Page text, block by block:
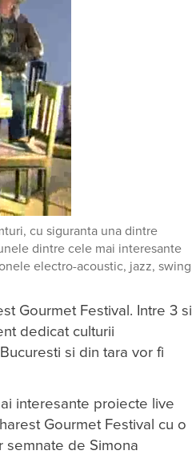
cu siguranta una dintre
dintre cele mai interesante
electro-acoustic, jazz, swing
Gourmet Festival. Intre 3 si
dedicat culturii
si din tara vor fi
interesante proiecte live
Gourmet Festival cu o
semnate de Simona